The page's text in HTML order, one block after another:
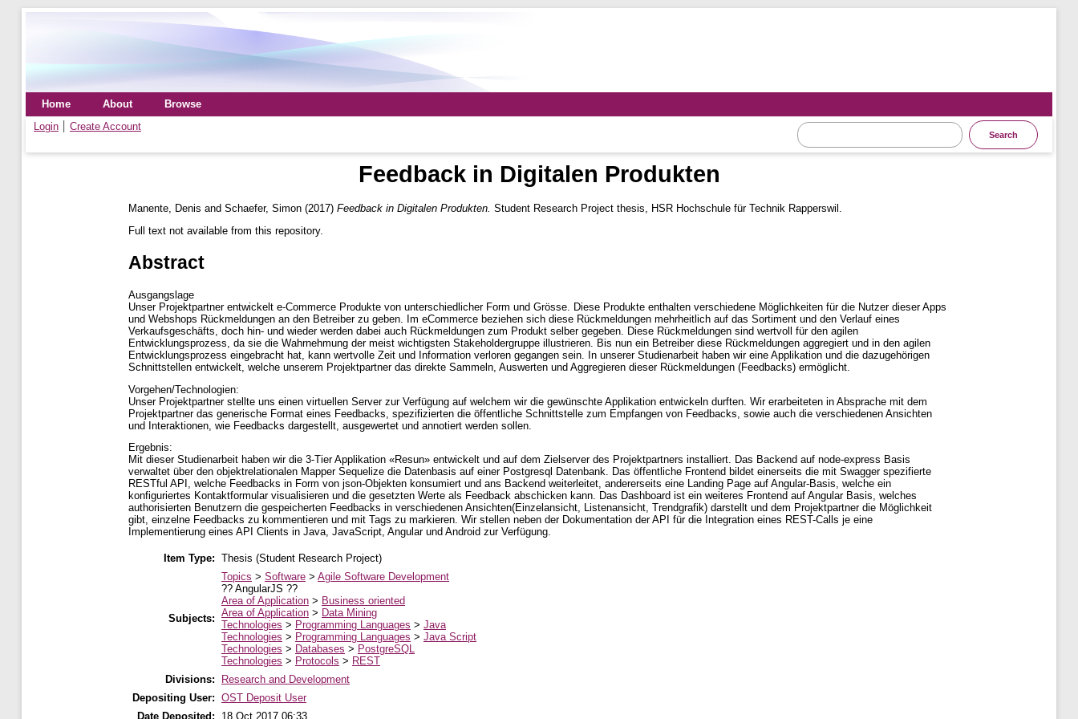
Home About
Browse
Login
Create Account
Feedback in Digitalen Produkten
Manente, Denis and Schaefer, Simon (2017) Feedback in Digitalen Produkten. Student Research Project thesis, HSR Hochschule für Technik Rapperswil.
Full text not available from this repository.
Abstract
Ausgangslage
Unser Projektpartner entwickelt e-Commerce Produkte von unterschiedlicher Form und Grösse. Diese Produkte enthalten verschiedene Möglichkeiten für die Nutzer dieser Apps
und Webshops Rückmeldungen an den Betreiber zu geben. Im eCommerce beziehen sich diese Rückmeldungen mehrheitlich auf das Sortiment und den Verlauf eines
Verkaufsgeschäfts, doch hin- und wieder werden dabei auch Rückmeldungen zum Produkt selber gegeben. Diese Rückmeldungen sind wertvoll für den agilen
Entwicklungsprozess, da sie die Wahrnehmung der meist wichtigsten Stakeholdergruppe illustrieren. Bis nun ein Betreiber diese Rückmeldungen aggregiert und in den agilen
Entwicklungsprozess eingebracht hat, kann wertvolle Zeit und Information verloren gegangen sein. In unserer Studienarbeit haben wir eine Applikation und die dazugehörigen
Schnittstellen entwickelt, welche unserem Projektpartner das direkte Sammeln, Auswerten und Aggregieren dieser Rückmeldungen (Feedbacks) ermöglicht.
Vorgehen/Technologien:
Unser Projektpartner stellte uns einen virtuellen Server zur Verfügung auf welchem wir die gewünschte Applikation entwickeln durften. Wir erarbeiteten in Absprache mit dem
Projektpartner das generische Format eines Feedbacks, spezifizierten die öffentliche Schnittstelle zum Empfangen von Feedbacks, sowie auch die verschiedenen Ansichten
und Interaktionen, wie Feedbacks dargestellt, ausgewertet und annotiert werden sollen.
Ergebnis:
Mit dieser Studienarbeit haben wir die 3-Tier Applikation «Resun» entwickelt und auf dem Zielserver des Projektpartners installiert. Das Backend auf node-express Basis
verwaltet über den objektrelationalen Mapper Sequelize die Datenbasis auf einer Postgresql Datenbank. Das öffentliche Frontend bildet einerseits die mit Swagger spezifierte
RESTful API, welche Feedbacks in Form von json-Objekten konsumiert und ans Backend weiterleitet, andererseits eine Landing Page auf Angular-Basis, welche ein
konfiguriertes Kontaktformular visualisieren und die gesetzten Werte als Feedback abschicken kann. Das Dashboard ist ein weiteres Frontend auf Angular Basis, welches
authorisierten Benutzern die gespeicherten Feedbacks in verschiedenen Ansichten(Einzelansicht, Listenansicht, Trendgrafik) darstellt und dem Projektpartner die Möglichkeit
gibt, einzelne Feedbacks zu kommentieren und mit Tags zu markieren. Wir stellen neben der Dokumentation der API für die Integration eines REST-Calls je eine
Implementierung eines API Clients in Java, JavaScript, Angular und Android zur Verfügung.
Item Type: Thesis (Student Research Project)
Subjects:
Topics > Software > Agile Software Development
?? AngularJS ??
Area of Application > Business oriented
Area of Application > Data Mining
Technologies > Programming Languages > Java
Technologies > Programming Languages > Java Script
Technologies > Databases > PostgreSQL
Technologies > Protocols > REST
Divisions:
Research and Development
Depositing User: OST Deposit User
Date Deposited:
18 Oct 2017 06:33